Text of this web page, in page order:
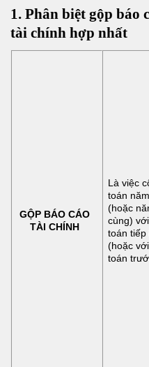
1. Phân biệt gộp báo
tài chính hợp nhất
GỘP BÁO CÁO
TÀI CHÍNH
Là việc
toán
(hoặc
cùng)
toán tiếp
(hoặc
toán